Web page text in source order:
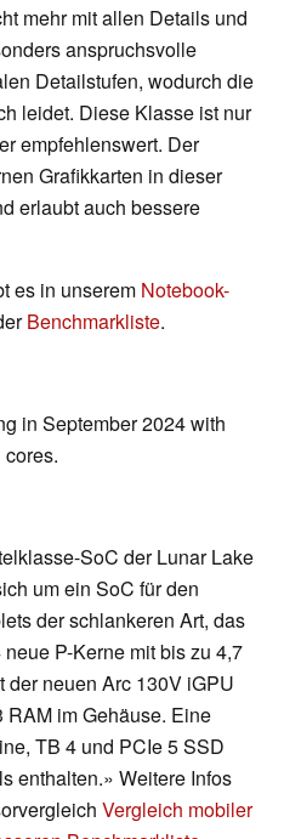
mehr mit allen Details und
anspruchsvolle
Detailstufen, wodurch die
leidet. Diese Klasse ist nur
empfehlenswert. Der
Grafikkarten in dieser
erlaubt auch bessere
es in unserem Notebook-
Benchmarkliste.
in September 2024 with
SoC der Lunar Lake
um ein SoC für den
der schlankeren Art, das
P-Kerne mit bis zu 4,7
der neuen Arc 130V iGPU
im Gehäuse. Eine
TB 4 und PCIe 5 SSD
enthalten.» Weitere Infos
Vergleich mobiler